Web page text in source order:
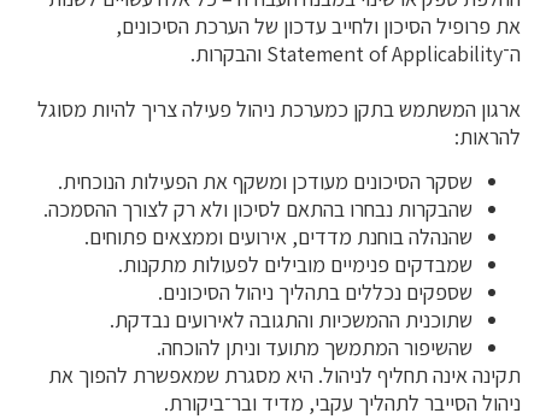
את פרופיל הסיכון ולחייב עדכון של הערכת הסיכונים,
ה־Statement of Applicability והבקרות.
ארגון המשתמש בתקן כמערכת ניהול פעילה צריך להיות מסוגל
להראות:
שסקר הסיכונים מעודכן ומשקף את הפעילות הנוכחית.
שהבקרות נבחרו בהתאם לסיכון ולא רק לצורך ההסמכה.
שהנהלה בוחנת מדדים, אירועים וממצאים פתוחים.
שמבדקים פנימיים מובילים לפעולות מתקנות.
שספקים נכללים בתהליך ניהול הסיכונים.
שתוכנית ההמשכיות והתגובה לאירועים נבדקת.
שהשיפור המתמשך מתועד וניתן להוכחה.
תקינה אינה תחליף לניהול. היא מסגרת שמאפשרת להפוך את
ניהול הסייבר לתהליך עקבי, מדיד ובר־ביקורת.